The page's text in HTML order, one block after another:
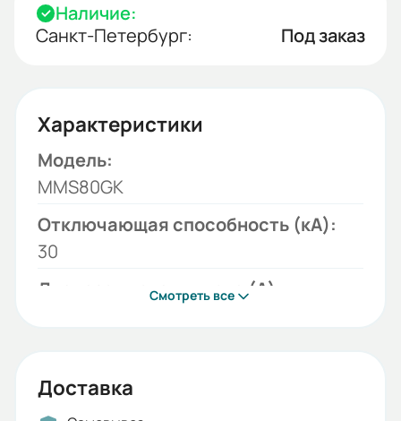
Наличие:
Санкт-Петербург:
Под заказ
Характеристики
Модель:
MMS80GK
Отключающая способность (кА):
30
Диапазон уставки тока (А):
АС
Смотреть все
Доставка